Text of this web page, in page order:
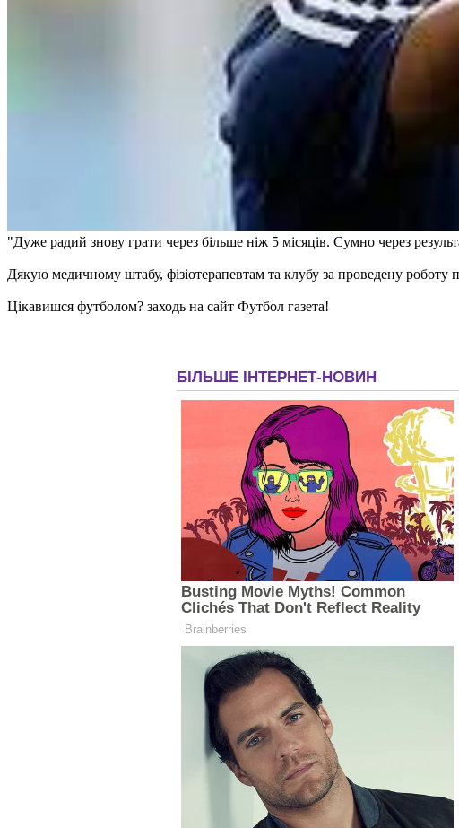
"Дуже радий знову грати через більше ніж 5 місяців. Сумно через
Дякую медичному штабу, фізіотерапевтам та клубу за проведену роботу
Цікавишся футболом? заходь на сайт Футбол газета!